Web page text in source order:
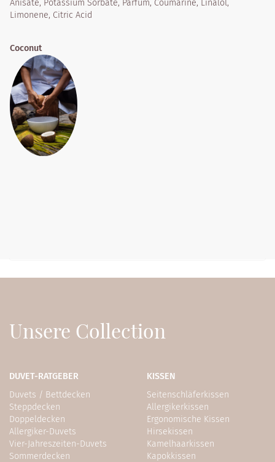
Anisate, Potassium Sorbate, Parfum, Coumarine, Linalol,
Limonene, Citric Acid
Coconut
Unsere Collection
DUVET-RATGEBER
Duvets / Bettdecken
Steppdecken
Doppeldecken
Allergiker-Duvets
Vier-Jahreszeiten-Duvets
Sommerdecken
KISSEN
Seitenschläferkissen
Allergikerkissen
Ergonomische Kissen
Hirsekissen
Kamelhaarkissen
Kapokkissen